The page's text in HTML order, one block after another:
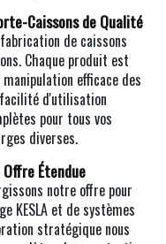
Caissons de Qualité
de caissons
Chaque produit est
efficace des
d'utilisation
pour tous vos
diverses.
Étendue
notre offre pour
KESLA et de systèmes
stratégique nous